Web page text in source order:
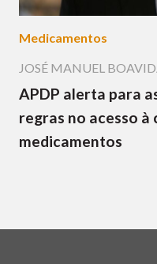
Medicamentos
JOSÉ MANUEL
APDP alerta para
regras no acesso
medicamentos